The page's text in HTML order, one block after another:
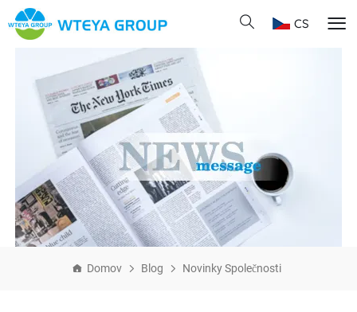
CS
Domov Blog Novinky Společnosti